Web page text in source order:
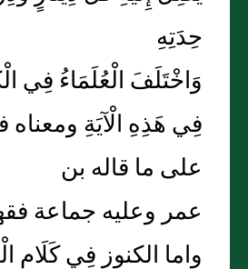
حِدَتِهِ
وَاخْتَلَفَ الْعُلَمَاءُ فِي
فِي هَذِهِ الْآيَةِ
على ما قاله بن
عمر وعليه جماعة
واما الكنوز فِي كَلَامِ